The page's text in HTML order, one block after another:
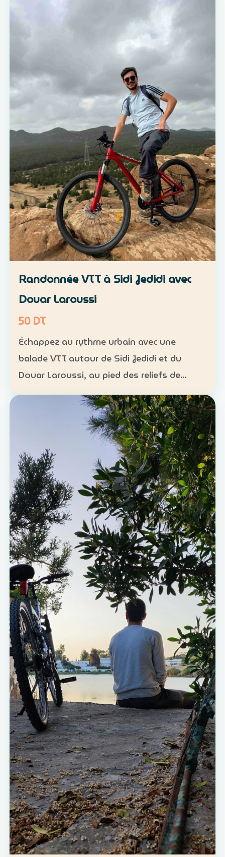
Déjeuner maison : 35 DT par pers…
Randonnée VTT à Sidi Jedidi avec
Douar Laroussi
50 DT
Échappez au rythme urbain avec une
balade VTT autour de Sidi Jedidi et du
Douar Laroussi, au pied des reliefs de
Hammamet. Durée : environ 1 h à 1 h 30
Niveau : intermédiaire Groupe : de 8 à 11
participants Tarif : 50 …